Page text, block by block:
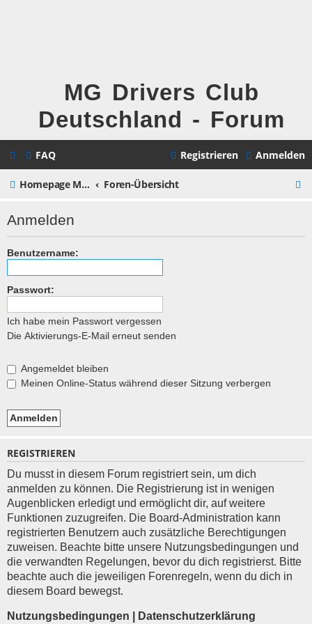
MG Drivers Club
Deutschland - Forum
FAQ Anmelden
Registrieren
Homepage MG Drivers Club Deutschland Foren-Übersicht
Anmelden
Benutzername:
Passwort:
Ich habe mein Passwort vergessen
Die Aktivierungs-E-Mail erneut senden
Angemeldet bleiben
Meinen Online-Status während dieser Sitzung verbergen
REGISTRIEREN
Du musst in diesem Forum registriert sein, um dich
anmelden zu können. Die Registrierung ist in wenigen
Augenblicken erledigt und ermöglicht dir, auf weitere
Funktionen zuzugreifen. Die Board-Administration kann
registrierten Benutzern auch zusätzliche Berechtigungen
zuweisen. Beachte bitte unsere Nutzungsbedingungen und
die verwandten Regelungen, bevor du dich registrierst. Bitte
beachte auch die jeweiligen Forenregeln, wenn du dich in
diesem Board bewegst.
Nutzungsbedingungen Datenschutzerklärung